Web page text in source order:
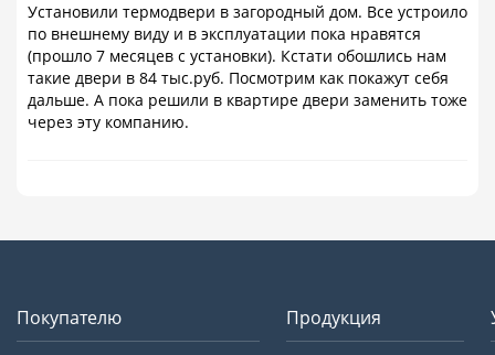
Установили термодвери в загородный дом. Все устроило
по внешнему виду и в эксплуатации пока нравятся
(прошло 7 месяцев с установки). Кстати обошлись нам
такие двери в 84 тыс.руб. Посмотрим как покажут себя
дальше. А пока решили в квартире двери заменить тоже
через эту компанию.
Покупателю Продукция